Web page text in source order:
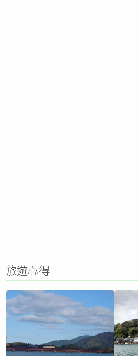
旅遊心得